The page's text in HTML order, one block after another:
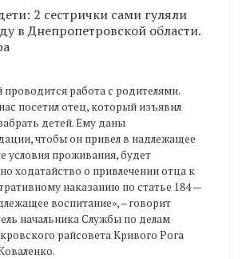
проводится работа с родителями.
посетил отец, который изъявил
детей. Ему даны
чтобы он привел в надлежащее
условия проживания, будет
ходатайство о привлечении отца к
наказанию по статье 184 —
воспитание», – говорит
начальника Службы по делам
райсовета Кривого Рога